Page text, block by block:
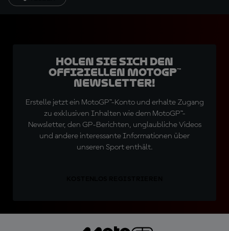
Holen Sie sich den
offiziellen MotoGP™
Newsletter!
Erstelle jetzt ein MotoGP™-Konto und erhalte Zugang
zu exklusiven Inhalten wie dem MotoGP™-
Newsletter, den GP-Berichten, unglaubliche Videos
und andere interessante Informationen über
unseren Sport enthält.